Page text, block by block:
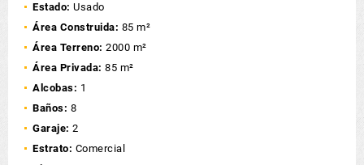
Estado: Usado
Área Construida: 85 m²
Área Terreno: 2000 m²
Área Privada: 85 m²
Alcobas: 1
Baños: 8
Garaje: 2
Estrato: Comercial